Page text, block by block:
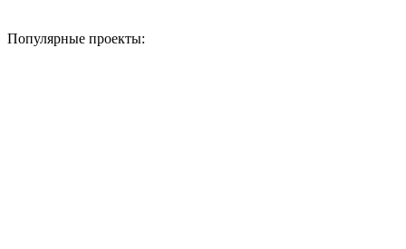
Популярные проекты: